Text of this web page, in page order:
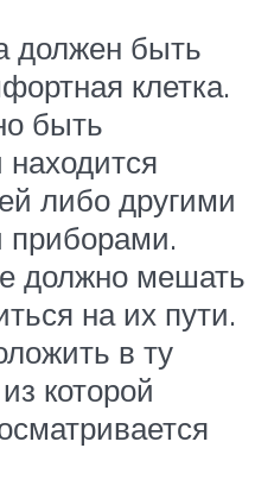
должен быть
клетка.
быть
либо другими
приборами.
должно мешать
на их пути.
в ту
которой